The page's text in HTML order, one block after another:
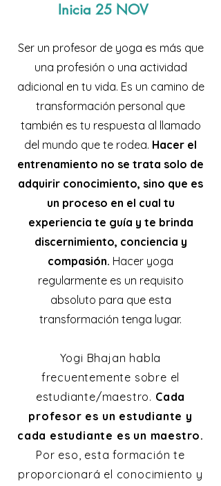
Inicia 25 NOV
Ser un profesor de yoga es más que
una profesión o una actividad
adicional en tu vida. Es un camino de
transformación personal que
también es tu respuesta al llamado
del mundo que te rodea. Hacer el
entrenamiento no se trata solo de
adquirir conocimiento, sino que es
un proceso en el cual tu
experiencia te guía y te brinda
discernimiento, conciencia y
compasión. Hacer yoga
regularmente es un requisito
absoluto para que esta
transformación tenga lugar.
Yogi Bhajan habla
frecuentemente sobre el
estudiante/maestro. Cada
profesor es un estudiante y
cada estudiante es un maestro.
Por eso, esta formación te
proporcionará el conocimiento y